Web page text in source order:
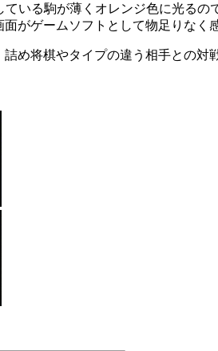
いる駒が薄くオレンジ色に光るの
がゲームソフトとして物足りなく
め将棋やタイプの違う相手との対